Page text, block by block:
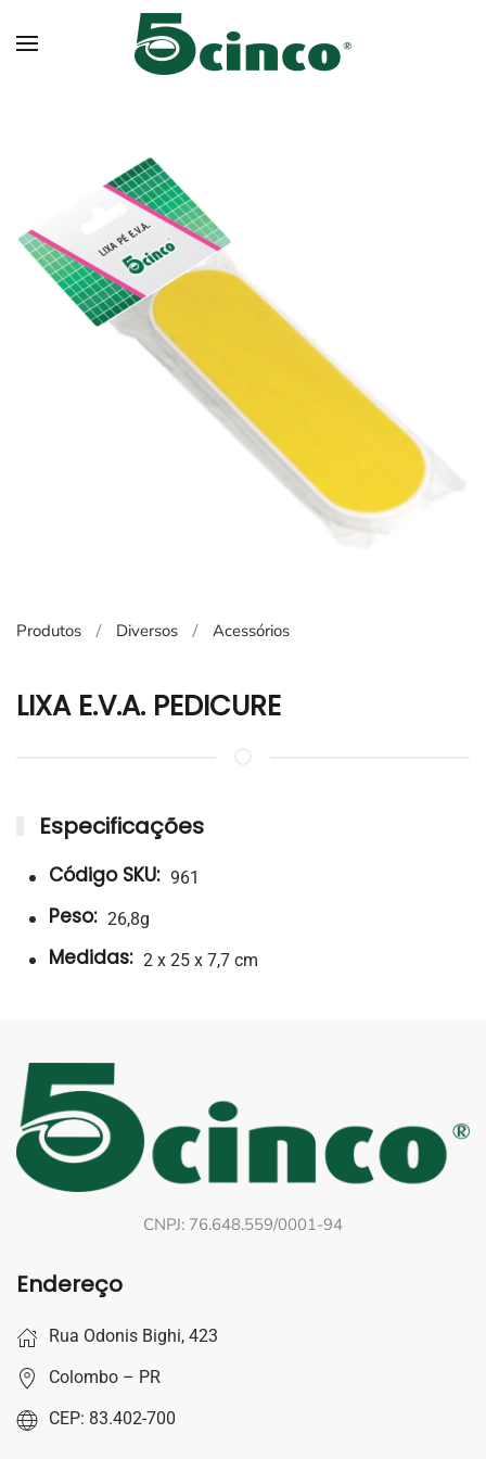
Skip to main content
Produtos Diversos Acessórios
LIXA E.V.A. PEDICURE
Especificações
Código SKU: 961
Peso: 26,8g
Medidas: 2 x 25 x 7,7 cm
CNPJ: 76.648.559/0001-94
Endereço
Rua Odonis Bighi, 423
Colombo – PR
CEP: 83.402-700